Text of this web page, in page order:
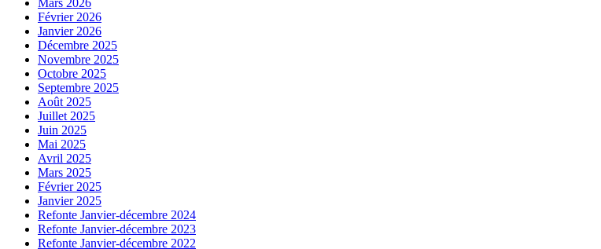
Mars 2026
Février 2026
Janvier 2026
Décembre 2025
Novembre 2025
Octobre 2025
Septembre 2025
Août 2025
Juillet 2025
Juin 2025
Mai 2025
Avril 2025
Mars 2025
Février 2025
Janvier 2025
Refonte Janvier-décembre 2024
Refonte Janvier-décembre 2023
Refonte Janvier-décembre 2022